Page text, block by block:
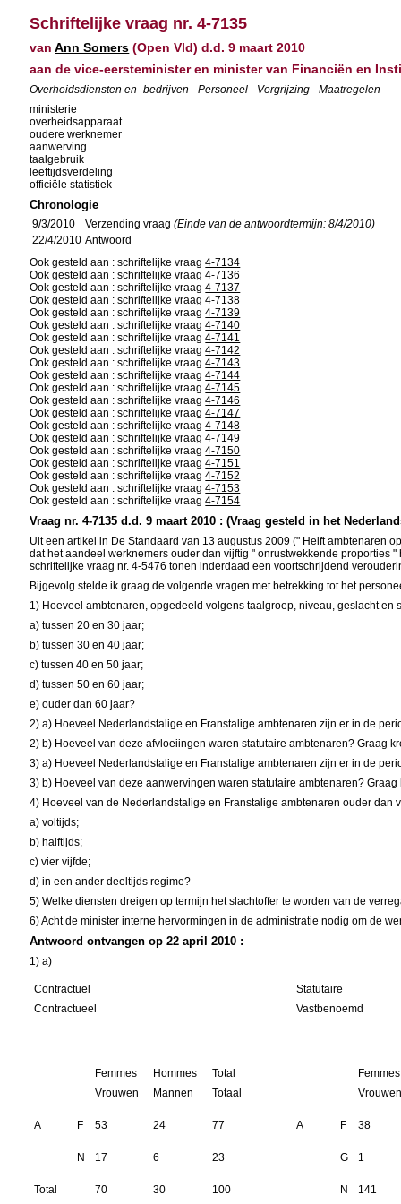
Schriftelijke vraag nr. 4-7135
vanAnn Somers (Open Vld) d.d. 9 maart 2010
aan de vice-eersteminister en minister van Financiën en
Overheidsdiensten en -bedrijven - Personeel - Vergrijzing - Maatregelen
ministerie
overheidsapparaat
oudere werknemer
aanwerving
taalgebruik
leeftijdsverdeling
officiële statistiek
Chronologie
9/3/2010 Verzending vraag(Einde van de antwoordtermijn: 8/4/2010)
22/4/2010 Antwoord
Ook gesteld aan : schriftelijke vraag4-7134
Ook gesteld aan : schriftelijke vraag4-7136
Ook gesteld aan : schriftelijke vraag4-7137
Ook gesteld aan : schriftelijke vraag4-7138
Ook gesteld aan : schriftelijke vraag4-7139
Ook gesteld aan : schriftelijke vraag4-7140
Ook gesteld aan : schriftelijke vraag4-7141
Ook gesteld aan : schriftelijke vraag4-7142
Ook gesteld aan : schriftelijke vraag4-7143
Ook gesteld aan : schriftelijke vraag4-7144
Ook gesteld aan : schriftelijke vraag4-7145
Ook gesteld aan : schriftelijke vraag4-7146
Ook gesteld aan : schriftelijke vraag4-7147
Ook gesteld aan : schriftelijke vraag4-7148
Ook gesteld aan : schriftelijke vraag4-7149
Ook gesteld aan : schriftelijke vraag4-7150
Ook gesteld aan : schriftelijke vraag4-7151
Ook gesteld aan : schriftelijke vraag4-7152
Ook gesteld aan : schriftelijke vraag4-7153
Ook gesteld aan : schriftelijke vraag4-7154
Vraag nr. 4-7135 d.d. 9 maart 2010 : (Vraag gesteld in het
Uit een artikel in De Standaard van 13 augustus 2009 (" Helft ambtenaren
dat het aandeel werknemers ouder dan vijftig " onrustwekkende proporties
schriftelijke vraag nr. 4-5476 tonen inderdaad een voortschrijdend
Bijgevolg stelde ik graag de volgende vragen met betrekking tot het
1) Hoeveel ambtenaren, opgedeeld volgens taalgroep, niveau, geslacht en
a) tussen 20 en 30 jaar;
b) tussen 30 en 40 jaar;
c) tussen 40 en 50 jaar;
d) tussen 50 en 60 jaar;
e) ouder dan 60 jaar?
2) a) Hoeveel Nederlandstalige en Franstalige ambtenaren zijn er in de
2) b) Hoeveel van deze afvloeiingen waren statutaire ambtenaren? Graag
3) a) Hoeveel Nederlandstalige en Franstalige ambtenaren zijn er in de
3) b) Hoeveel van deze aanwervingen waren statutaire ambtenaren?
4) Hoeveel van de Nederlandstalige en Franstalige ambtenaren ouder dan
a) voltijds;
b) halftijds;
c) vier vijfde;
d) in een ander deeltijds regime?
5) Welke diensten dreigen op termijn het slachtoffer te worden van de
6) Acht de minister interne hervormingen in de administratie nodig om de
Antwoord ontvangen op 22 april 2010 :
1) a)
Contractuel
Contractueel
Statutaire
Vastbenoemd
Femmes
Vrouwen
Hommes
Mannen
Total
Totaal
Femmes
A F 53 24 77 A F 38
N 17 6 23 G 1
Total
70 30 100 N 141